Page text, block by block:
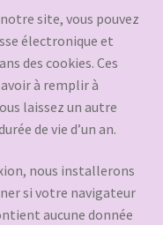
site, vous pouvez
électronique et
des cookies. Ces
à remplir à
laissez un autre
de vie d’un an.
nous installerons
si votre navigateur
aucune donnée